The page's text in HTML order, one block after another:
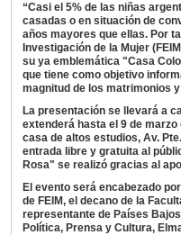
“Casi el 5% de las niñas
casadas o en situación de
años mayores que ellas. Por
Investigación de la Mujer
su ya emblemática "Casa
que tiene como objetivo
magnitud de los matrimonios
La presentación se llevará a
extenderá hasta el 9 de
casa de altos estudios, Av.
entrada libre y gratuita al
Rosa" se realizó gracias al
El evento será encabezado
de FEIM, el decano de la
representante de Países
Política, Prensa y Cultura,